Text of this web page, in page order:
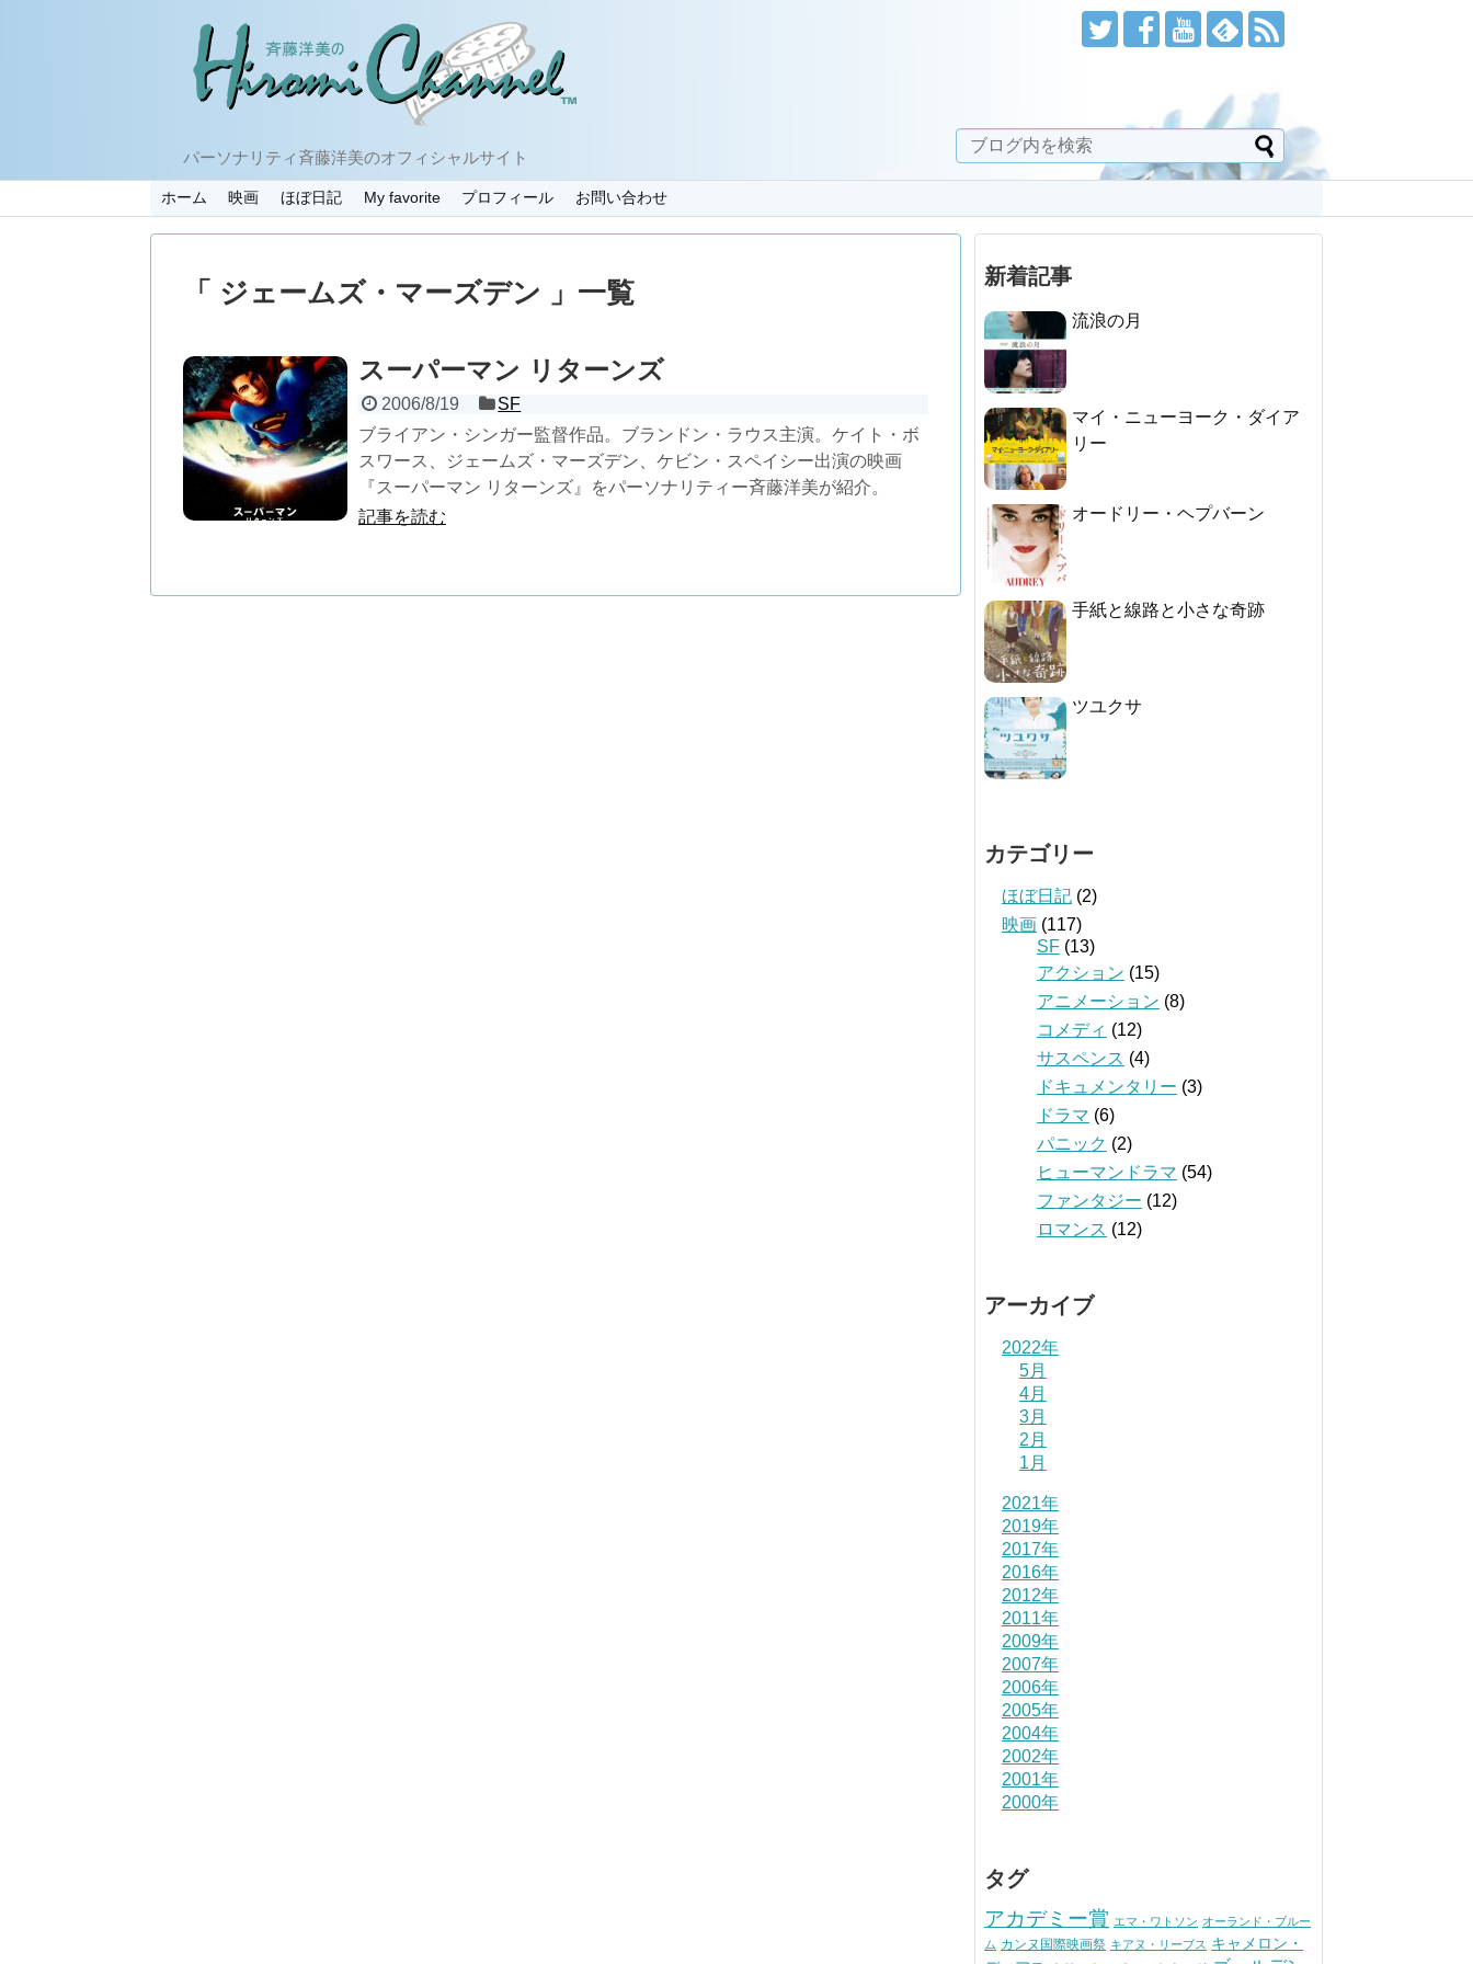
パーソナリティ斉藤洋美のオフィシャルサイト
ホーム 映画 ほぼ日記 My favorite プロフィール お問い合わせ
「 ジェームズ・マーズデン 」一覧
スーパーマン リターンズ
2006/8/19
SF
ブライアン・シンガー監督作品。ブランドン・ラウス主演。ケイト・ボ
スワース、ジェームズ・マーズデン、ケビン・スペイシー出演の映画
『スーパーマン リターンズ』をパーソナリティー斉藤洋美が紹介。
記事を読む
新着記事
流浪の月
マイ・ニューヨーク・ダイア
リー
オードリー・ヘプバーン
手紙と線路と小さな奇跡
ツユクサ
カテゴリー
ほぼ日記 (2)
映画 (117)
SF (13)
アクション (15)
アニメーション (8)
コメディ (12)
サスペンス (4)
ドキュメンタリー (3)
ドラマ (6)
パニック (2)
ヒューマンドラマ (54)
ファンタジー (12)
ロマンス (12)
アーカイブ
2022年
5月
4月
3月
2月
1月
2021年
2019年
2017年
2016年
2012年
2011年
2009年
2007年
2006年
2005年
2004年
2002年
2001年
2000年
タグ
アカデミー賞 エマ・ワトソン オーランド・ブルー
ム カンヌ国際映画祭 キアヌ・リーブス キャメロン・